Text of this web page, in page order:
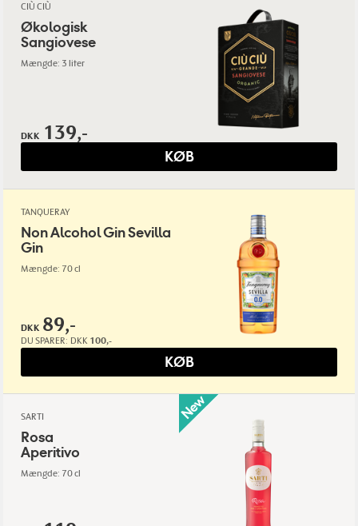
CIÙ CIÙ
Økologisk
Sangiovese
Mængde: 3 liter
DKK 139,-
KØB
TANQUERAY
Non Alcohol Gin Sevilla
Gin
Mængde: 70 cl
DKK 89,-
DU SPARER: DKK 100,-
KØB
SARTI
Rosa
Aperitivo
Mængde: 70 cl